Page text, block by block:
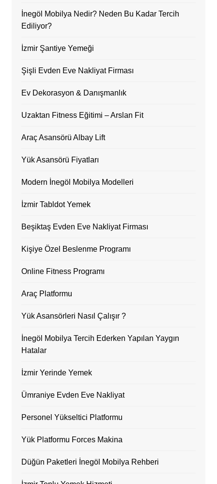
İnegöl Mobilya Nedir? Neden Bu Kadar Tercih
Ediliyor?
İzmir Şantiye Yemeği
Şişli Evden Eve Nakliyat Firması
Ev Dekorasyon & Danışmanlık
Uzaktan Fitness Eğitimi – Arslan Fit
Araç Asansörü Albay Lift
Yük Asansörü Fiyatları
Modern İnegöl Mobilya Modelleri
İzmir Tabldot Yemek
Beşiktaş Evden Eve Nakliyat Firması
Kişiye Özel Beslenme Programı
Online Fitness Programı
Araç Platformu
Yük Asansörleri Nasıl Çalışır ?
İnegöl Mobilya Tercih Ederken Yapılan Yaygın
Hatalar
İzmir Yerinde Yemek
Ümraniye Evden Eve Nakliyat
Personel Yükseltici Platformu
Yük Platformu Forces Makina
Düğün Paketleri İnegöl Mobilya Rehberi